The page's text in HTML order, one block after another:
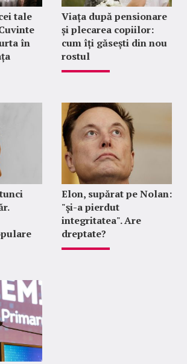
tale
în
Viața după pensionare
și plecarea copiilor:
cum îți găsești din nou
rostul
Elon, supărat pe Nolan:
"şi-a pierdut
integritatea". Are
dreptate?